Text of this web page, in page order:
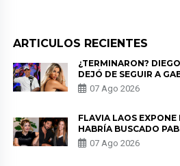
ARTICULOS RECIENTES
¿TERMINARON?
DEJÓ DE SEGUIR A
HERRERA Y ANUNCIA
DE PÓDCAST
07 Ago 2026
FLAVIA LAOS EXPONE
HABRÍA BUSCADO
HEREDIA CON ALE
DE LAS PARTES
07 Ago 2026